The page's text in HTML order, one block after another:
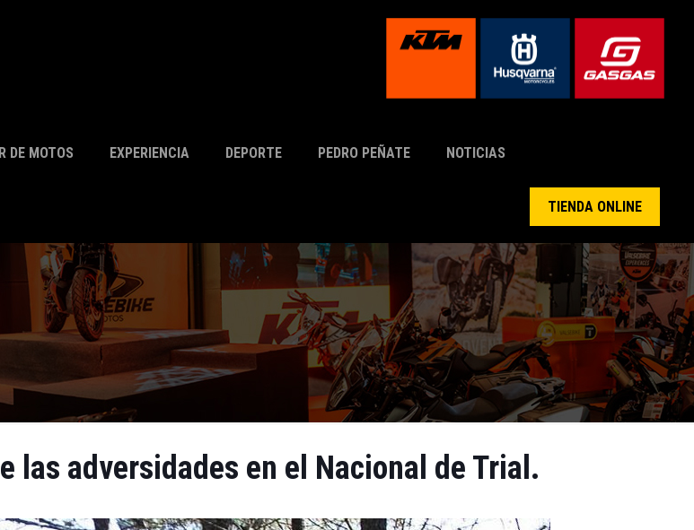
DE MOTOS EXPERIENCIA DEPORTE PEDRO PEÑATE NOTICIAS
TIENDA ONLINE
las adversidades en el Nacional de Trial.